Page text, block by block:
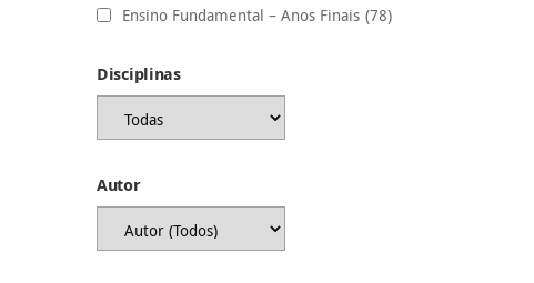
Ensino Fundamental – Anos Finais (78)
Disciplinas
Autor